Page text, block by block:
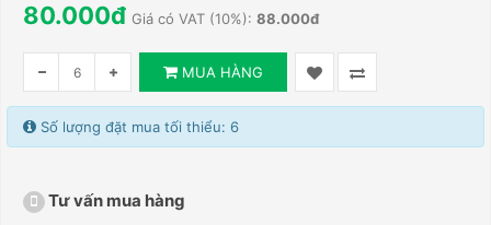
80.000đ Giá có VAT (10%): 88.000đ
MUA HÀNG
Số lượng đặt mua tối thiểu: 6
Tư vấn mua hàng